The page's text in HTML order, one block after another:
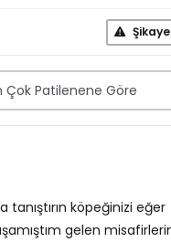
köpeğinizi eğer
gelen